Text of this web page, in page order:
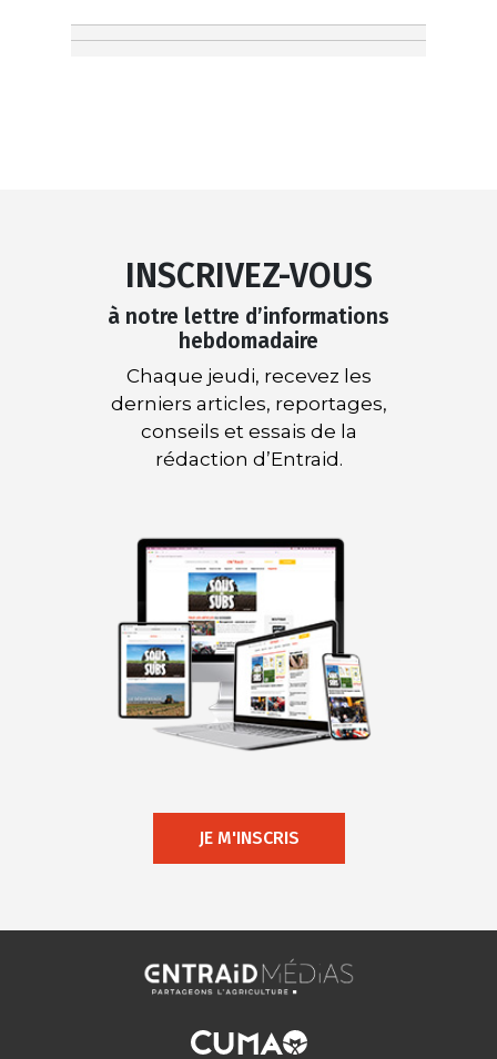
INSCRIVEZ-VOUS
à notre lettre d’informations
hebdomadaire
Chaque jeudi, recevez les
derniers articles, reportages,
conseils et essais de la
rédaction d’Entraid.
JE M'INSCRIS